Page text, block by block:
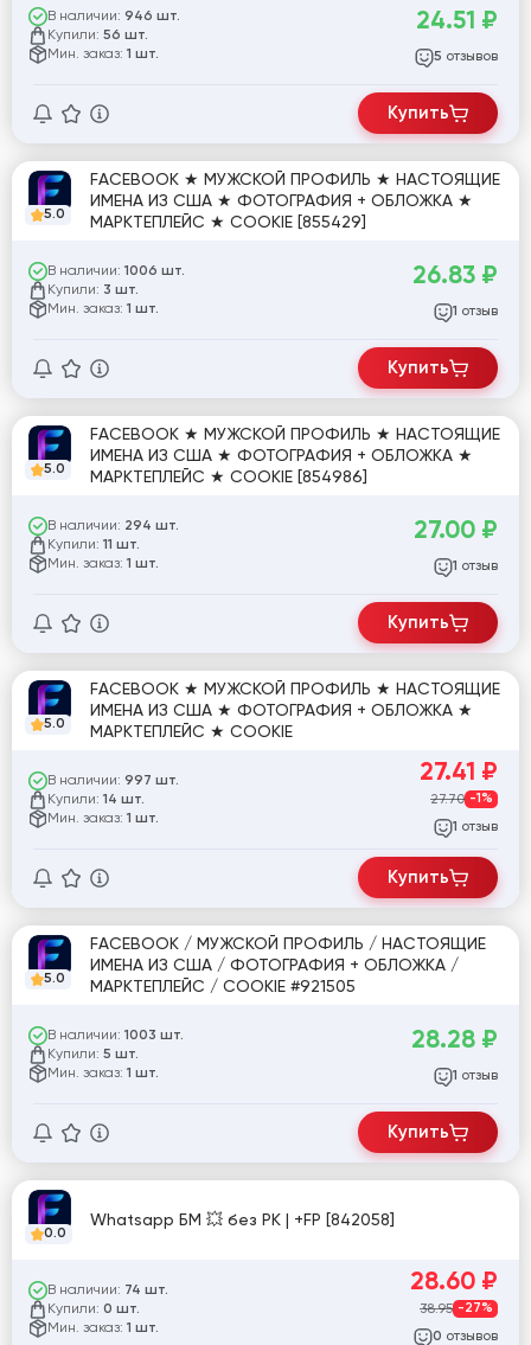
В наличии: 946 шт.
Купили: 56 шт.
Мин. заказ: 1 шт.
24.51 ₽
5 отзывов
Купить
5.0
FACEBOOK ★ МУЖСКОЙ ПРОФИЛЬ ★ НАСТОЯЩИЕ
ИМЕНА ИЗ США ★ ФОТОГРАФИЯ + ОБЛОЖКА ★
МАРКТЕПЛЕЙС ★ COOKIE [855429]
В наличии: 1006 шт.
Купили: 3 шт.
Мин. заказ: 1 шт.
26.83 ₽
1 отзыв
Купить
5.0
FACEBOOK ★ МУЖСКОЙ ПРОФИЛЬ ★ НАСТОЯЩИЕ
ИМЕНА ИЗ США ★ ФОТОГРАФИЯ + ОБЛОЖКА ★
МАРКТЕПЛЕЙС ★ COOKIE [854986]
В наличии: 294 шт.
Купили: 11 шт.
Мин. заказ: 1 шт.
27.00 ₽
1 отзыв
Купить
5.0
FACEBOOK ★ МУЖСКОЙ ПРОФИЛЬ ★ НАСТОЯЩИЕ
ИМЕНА ИЗ США ★ ФОТОГРАФИЯ + ОБЛОЖКА ★
МАРКТЕПЛЕЙС ★ COOKIE
В наличии: 997 шт.
Купили: 14 шт.
Мин. заказ: 1 шт.
27.41 ₽
27.70 -1%
1 отзыв
Купить
5.0
FACEBOOK / МУЖСКОЙ ПРОФИЛЬ / НАСТОЯЩИЕ
ИМЕНА ИЗ США / ФОТОГРАФИЯ + ОБЛОЖКА /
МАРКТЕПЛЕЙС / COOKIE #921505
В наличии: 1003 шт.
Купили: 5 шт.
Мин. заказ: 1 шт.
28.28 ₽
1 отзыв
Купить
0.0
Whatsapp БМ 💥 без РК | +FP [842058]
В наличии: 74 шт.
Купили: 0 шт.
Мин. заказ: 1 шт.
28.60 ₽
38.95 -27%
0 отзывов